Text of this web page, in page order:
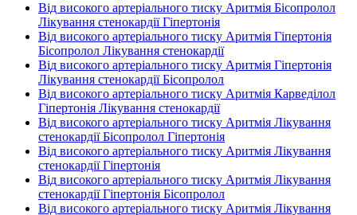
Від високого артеріального тиску Аритмія Бісопролол
Лікування стенокардії Гіпертонія
Від високого артеріального тиску Аритмія Гіпертонія
Бісопролол Лікування стенокардії
Від високого артеріального тиску Аритмія Гіпертонія
Лікування стенокардії Бісопролол
Від високого артеріального тиску Аритмія Карведілол
Гіпертонія Лікування стенокардії
Від високого артеріального тиску Аритмія Лікування
стенокардії Бісопролол Гіпертонія
Від високого артеріального тиску Аритмія Лікування
стенокардії Гіпертонія
Від високого артеріального тиску Аритмія Лікування
стенокардії Гіпертонія Бісопролол
Від високого артеріального тиску Аритмія Лікування